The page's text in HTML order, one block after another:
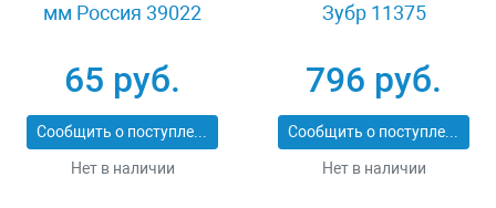
мм Россия 39022
65 руб.
Сообщить о поступлении
Нет в наличии
Зубр 11375
796 руб.
Сообщить о поступлении
Нет в наличии